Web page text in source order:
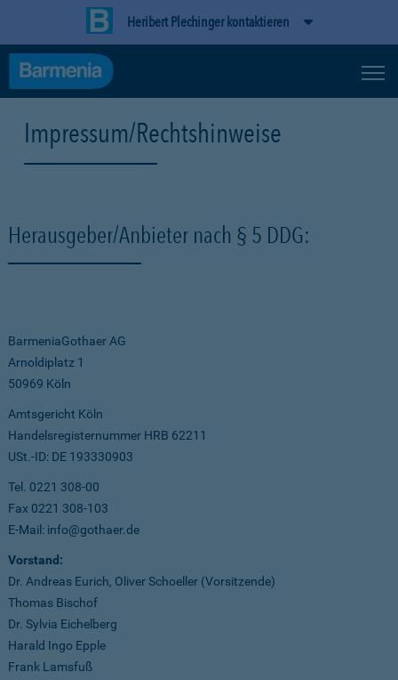
Heribert Plechinger kontaktieren
Impressum/Rechtshinweise
Herausgeber/Anbieter nach § 5 DDG:
BarmeniaGothaer AG
Arnoldiplatz 1
50969 Köln
Amtsgericht Köln
Handelsregisternummer HRB 62211
USt.-ID: DE 193330903
Tel. 0221 308-00
Fax 0221 308-103
E-Mail: info@gothaer.de
Vorstand:
Dr. Andreas Eurich, Oliver Schoeller (Vorsitzende)
Thomas Bischof
Dr. Sylvia Eichelberg
Harald Ingo Epple
Frank Lamsfuß